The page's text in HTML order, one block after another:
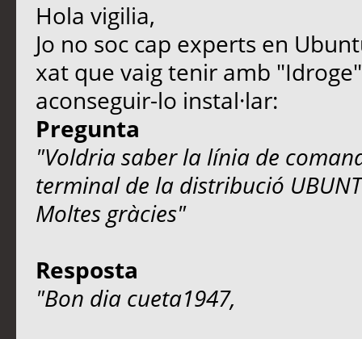
Hola vigilia,
Jo no soc cap experts en
xat que vaig tenir amb
aconseguir-lo instal·lar:
Pregunta
"Voldria saber la línia de
terminal de la distribució
Moltes gràcies"
Resposta
"Bon dia cueta1947,